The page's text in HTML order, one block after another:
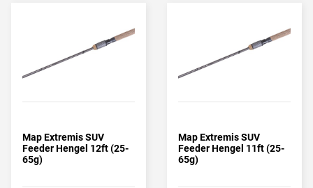
Map Extremis SUV
Feeder Hengel 12ft (25-
65g)
Map Extremis SUV
Feeder Hengel 11ft (25-
65g)